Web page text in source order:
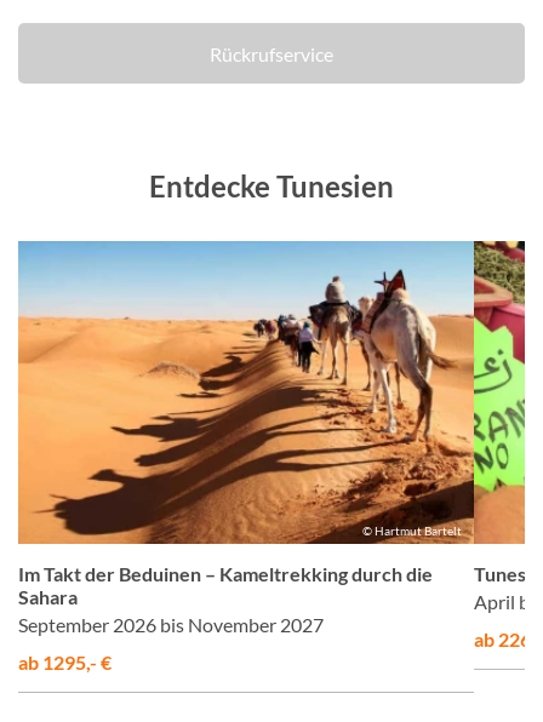
Rückrufservice
Entdecke Tunesien
© Hartmut Bartelt
Im Takt der Beduinen – Kameltrekking durch die
Sahara
September 2026 bis November 2027
ab 1295,- €
April
ab